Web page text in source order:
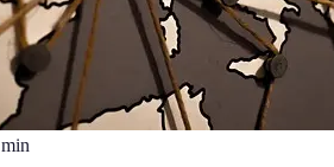
min